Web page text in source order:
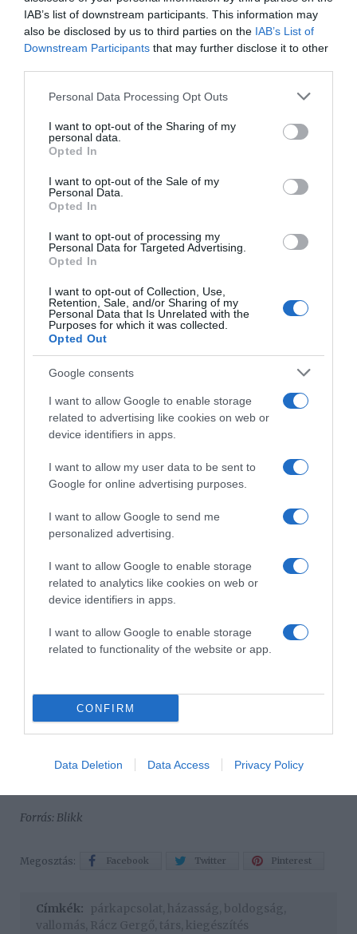
IAB’s list of downstream participants. This information may
also be disclosed by us to third parties on the IAB’s List of
Downstream Participants that may further disclose it to other
Please note that this website/app uses one or more Google
not limited to your visit or usage behaviour. You may click to
grant or deny consent to Google and its third-party tags to
use your data for below specified purposes in below Google
consent section.
Personal Data Processing Opt Outs
I want to opt-out of the Sharing of my
personal data.
Opted In
I want to opt-out of the Sale of my
Personal Data.
Opted In
I want to opt-out of processing my
Personal Data for Targeted Advertising.
Opted In
I want to opt-out of Collection, Use,
Retention, Sale, and/or Sharing of my
Personal Data that Is Unrelated with the
Purposes for which it was collected.
Opted Out
Google consents
I want to allow Google to enable storage
related to advertising like cookies on web or
device identifiers in apps.
I want to allow my user data to be sent to
Google for online advertising purposes.
I want to allow Google to send me
personalized advertising.
I want to allow Google to enable storage
related to analytics like cookies on web or
device identifiers in apps.
I want to allow Google to enable storage
related to functionality of the website or app.
CONFIRM
Data Deletion Data Access Privacy Policy
A sláger a megcsalás utáni megbocsátásról szól, így
felmerülhet a kérdés, hogy Gergő felesége, hogyan
képes félretenni a féltékenységét, ha Reni és Gergő a
színpadon kifejezetten intim pillanatokat élnek át a
zenén keresztül?
"Ha valamit szétválasztunk, a munka meg a magánélet
között, akkor az szerintem ilyenkor történik meg. Pont
én szoktam Reninek és Gergőnek is mondani, hogy ezt
most tegyétek oda!" - hangsúlyozza Bea.
Rácz Gergőt a lehető legrosszabb pillanatban érte a sok
elismerés. A koronavírus miatt a teleírt naptárt
kidobhatták. A sztár próbált nem tudomást venni az
elkeserítő helyzetről:
“Úgy csináltam, mintha egyszerűen elmaradt volna a
jönni… Egyszer csak valószínűleg eljön az a pont, amikor
ez jobban lecsapódik” -teszi hozzá.
Gergő viszont biztos benne: ha előre tudja, hogy a vírus
keresztülhúzza számításaikat, akkor is kihozta volna a
mega slágert.
A zeneszerző-énekes a COVID-19 járvány alatt sem
unatkozott, szintén Orsovaival kihozták a “Titkod nem
leszek” című dalt, mely máris a játszási listák élére közel 3
kapta meg az “aranylemez” státuszt.
Rácz e mellett épp 9 kilenc új számon dolgozik és alig
Forrás: Blikk
Megosztás: Facebook Twitter Pinterest
Címkék: párkapcsolat házasság boldogság
vallomás Rácz Gergő társ kiegészítés